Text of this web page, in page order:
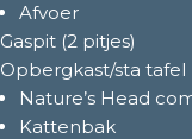
Afvoer
Gaspit (2 pitjes)
Opbergkast/sta tafel
Nature’s Head
Kattenbak